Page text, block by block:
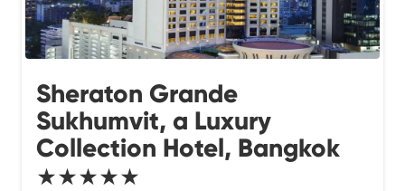
Sheraton Grande
Sukhumvit, a Luxury
Collection Hotel, Bangkok
★★★★★